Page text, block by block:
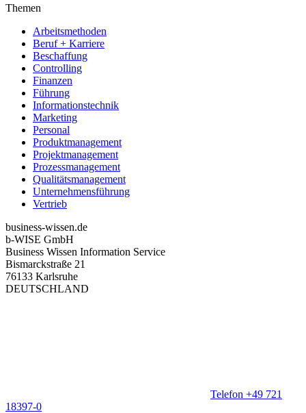
Themen
Arbeitsmethoden
Beruf + Karriere
Beschaffung
Controlling
Finanzen
Führung
Informationstechnik
Marketing
Personal
Produktmanagement
Projektmanagement
Prozessmanagement
Qualitätsmanagement
Unternehmensführung
Vertrieb
business-wissen.de
b-WISE GmbH
Business Wissen Information Service
Bismarckstraße 21
76133 Karlsruhe
DEUTSCHLAND
Telefon +49 721
18397-0